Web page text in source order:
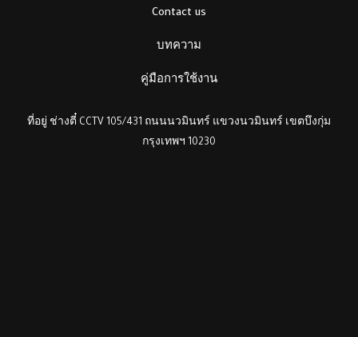
Contact us
บทความ
คู่มือการใช้งาน
ที่อยู่ ช่างตี๋ CCTV 105/431 ถนนนวมินทร์ แขวงนวมินทร์ เขตบึงกุ่ม
กรุงเทพฯ 10230